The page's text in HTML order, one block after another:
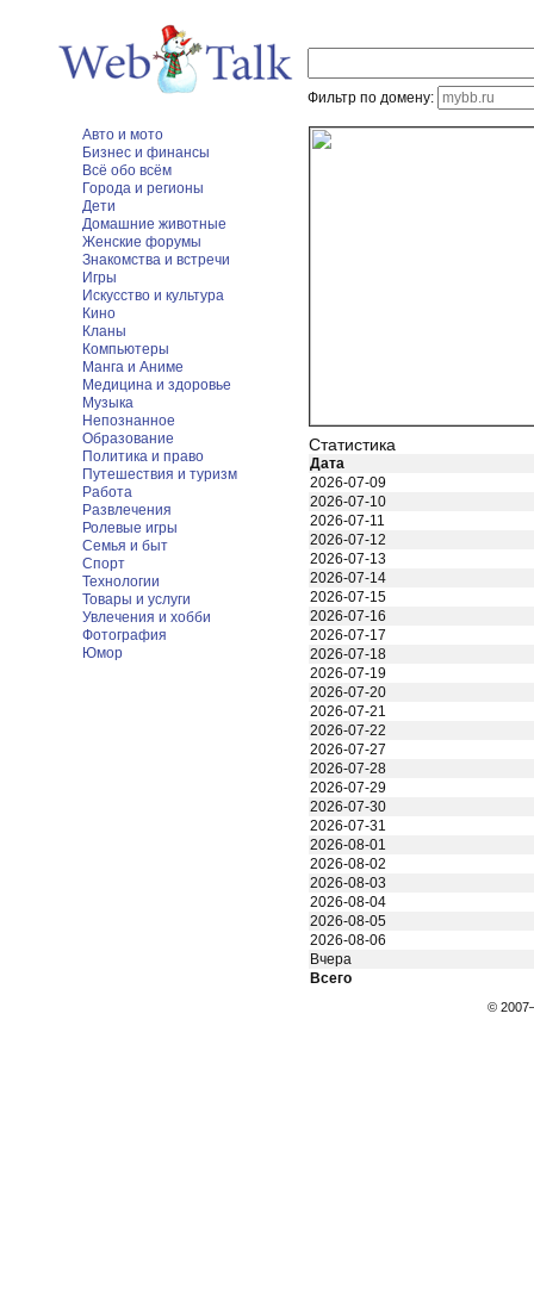
Фильтр по домену:
Авто и мото
Бизнес и финансы
Всё обо всём
Города и регионы
Дети
Домашние животные
Женские форумы
Знакомства и встречи
Игры
Искусство и культура
Кино
Кланы
Компьютеры
Манга и Аниме
Медицина и здоровье
Музыка
Непознанное
Образование
Политика и право
Путешествия и туризм
Работа
Развлечения
Ролевые игры
Семья и быт
Спорт
Технологии
Товары и услуги
Увлечения и хобби
Фотография
Юмор
Статистика
Дата
2026-07-09
2026-07-10
2026-07-11
2026-07-12
2026-07-13
2026-07-14
2026-07-15
2026-07-16
2026-07-17
2026-07-18
2026-07-19
2026-07-20
2026-07-21
2026-07-22
2026-07-27
2026-07-28
2026-07-29
2026-07-30
2026-07-31
2026-08-01
2026-08-02
2026-08-03
2026-08-04
2026-08-05
2026-08-06
Вчера
Всего
©